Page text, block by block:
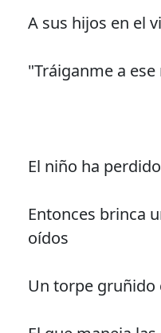
A sus hijos en el
"Tráiganme a ese
El niño ha
Entonces brinca
oídos
Un torpe gruñido